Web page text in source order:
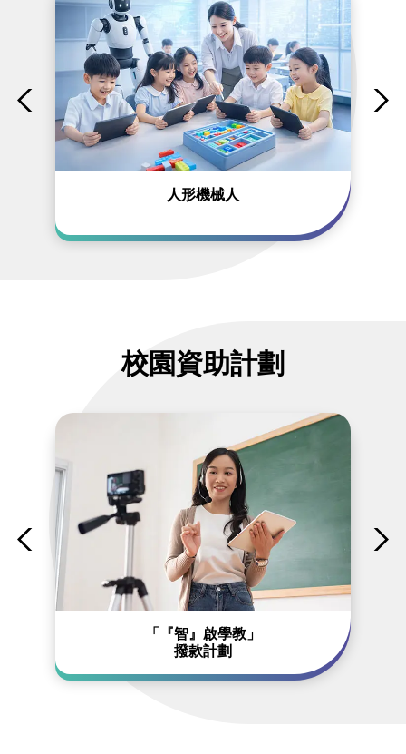
人形機械人
校園資助計劃
「『智』啟學教」
撥款計劃